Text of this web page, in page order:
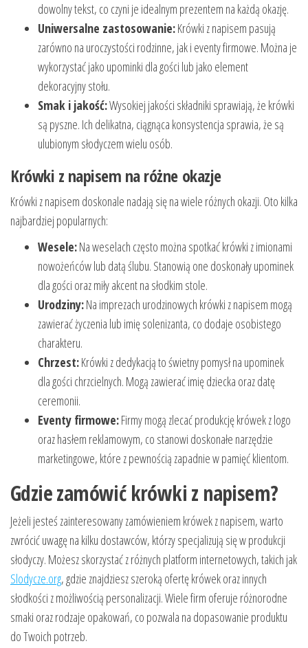
dowolny tekst, co czyni je idealnym prezentem na każdą okazję.
Uniwersalne zastosowanie:Krówki z napisem pasują
zarówno na uroczystości rodzinne, jak i eventy firmowe. Można je
wykorzystać jako upominki dla gości lub jako element
dekoracyjny stołu.
Smak i jakość:Wysokiej jakości składniki sprawiają, że krówki
są pyszne. Ich delikatna, ciągnąca konsystencja sprawia, że są
ulubionym słodyczem wielu osób.
Krówki z napisem na różne okazje
Krówki z napisem doskonale nadają się na wiele różnych okazji. Oto kilka
najbardziej popularnych:
Wesele:Na weselach często można spotkać krówki z imionami
nowożeńców lub datą ślubu. Stanowią one doskonały upominek
dla gości oraz miły akcent na słodkim stole.
Urodziny:Na imprezach urodzinowych krówki z napisem mogą
zawierać życzenia lub imię solenizanta, co dodaje osobistego
charakteru.
Chrzest:Krówki z dedykacją to świetny pomysł na upominek
dla gości chrzcielnych. Mogą zawierać imię dziecka oraz datę
ceremonii.
Eventy firmowe:Firmy mogą zlecać produkcję krówek z logo
oraz hasłem reklamowym, co stanowi doskonałe narzędzie
marketingowe, które z pewnością zapadnie w pamięć klientom.
Gdzie zamówić krówki z napisem?
Jeżeli jesteś zainteresowany zamówieniem krówek z napisem, warto
zwrócić uwagę na kilku dostawców, którzy specjalizują się w produkcji
słodyczy. Możesz skorzystać z różnych platform internetowych, takich jak
Slodycze.org, gdzie znajdziesz szeroką ofertę krówek oraz innych
słodkości z możliwością personalizacji. Wiele firm oferuje różnorodne
smaki oraz rodzaje opakowań, co pozwala na dopasowanie produktu
do Twoich potrzeb.